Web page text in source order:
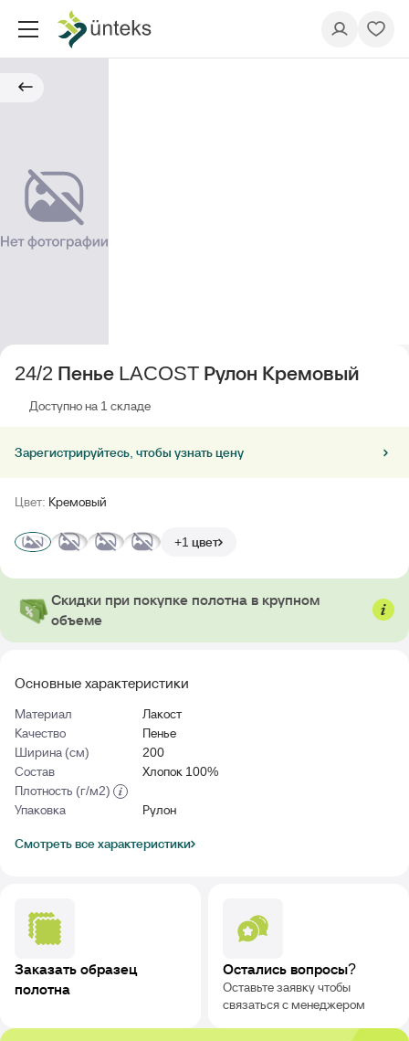
Основные характеристики
Материал
Лакост
Качество
Пенье
Ширина (см)
200
Состав
Хлопок 100%
Плотность (г/м2)
Упаковка
Рулон
Смотреть все характеристики
24/2 Пенье LACOST Рулон Кремовый
Доступно на 1 складе
Зарегистрируйтесь, чтобы узнать цену
Цвет: Кремовый
+1 цвет
Скидки при покупке полотна в крупном
объеме
Заказать образец
полотна
Остались вопросы?
Оставьте заявку чтобы
связаться с менеджером